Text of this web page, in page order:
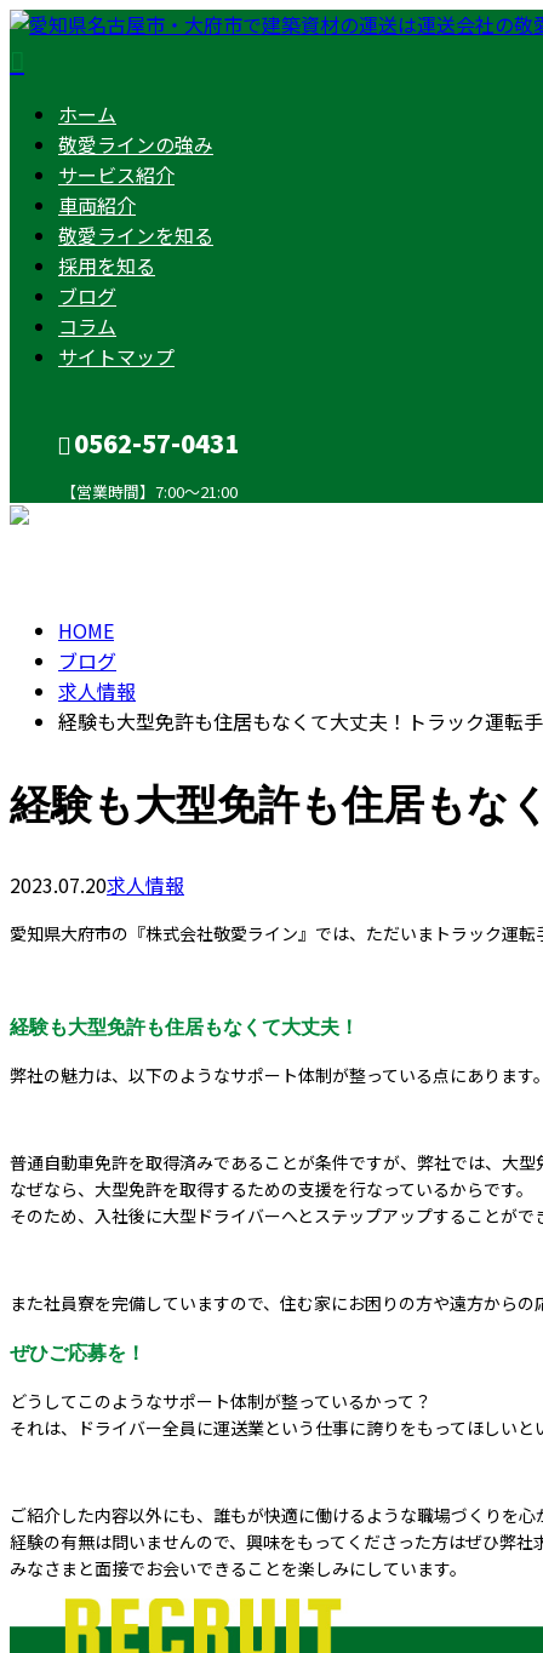
ホーム
敬愛ラインの強み
サービス紹介
車両紹介
敬愛ラインを知る
採用を知る
ブログ
コラム
サイトマップ
0562-57-0431
【営業時間】7:00～21:00
HOME
ブログ
求人情報
経験も大型免許も住居もなくて大丈夫！トラック運転
経験も大型免許も住居もな
2023.07.20求人情報
愛知県大府市の『株式会社敬愛ライン』では、ただいまトラック運
経験も大型免許も住居もなくて大丈夫！
弊社の魅力は、以下のようなサポート体制が整っている点にあります
普通自動車免許を取得済みであることが条件ですが、弊社では、大
なぜなら、大型免許を取得するための支援を行なっているからです。
そのため、入社後に大型ドライバーへとステップアップすることがで
また社員寮を完備していますので、住む家にお困りの方や遠方から
ぜひご応募を！
どうしてこのようなサポート体制が整っているかって？
それは、ドライバー全員に運送業という仕事に誇りをもってほしい
ご紹介した内容以外にも、誰もが快適に働けるような職場づくりを心
経験の有無は問いませんので、興味をもってくださった方はぜひ弊社
みなさまと面接でお会いできることを楽しみにしています。